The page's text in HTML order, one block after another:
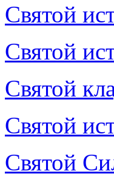
Святой
Святой
Святой
Святой
Святой